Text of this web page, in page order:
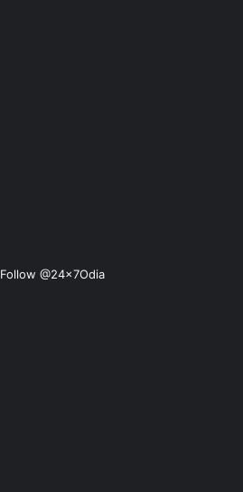
Follow @24x7Odia